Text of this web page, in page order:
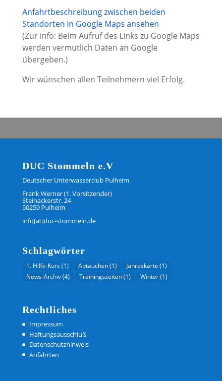
Anfahrtbeschreibung zwischen beiden
Standorten in Google Maps ansehen
(Zur Info: Beim Aufruf des Links zu Google Maps
werden vermutlich Daten an Google
übergeben.)
Wir wünschen allen Teilnehmern viel Erfolg.
DUC Stommeln e.V
Deutscher Unterwasserclub Pulheim
Frank Werner (1. Vorsitzender)
Steinackerstr. 24
50259 Pulheim
info[at]duc-stommeln.de
Schlagwörter
1. Hilfe-Kurs(1) Abtauchen(1) Jahreskarte (1)
News-Archiv(4) Trainingszeiten(1) Winter(1)
Rechtliches
Impressum
Haftungsausschluß
Datenschutzhinweis
Anfahrten